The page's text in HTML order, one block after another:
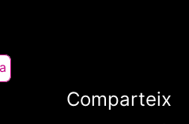
Comparteix